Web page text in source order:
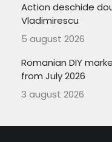
Action deschide
Vladimirescu
5 august 2026
Romanian DIY
from July 2026
3 august 2026